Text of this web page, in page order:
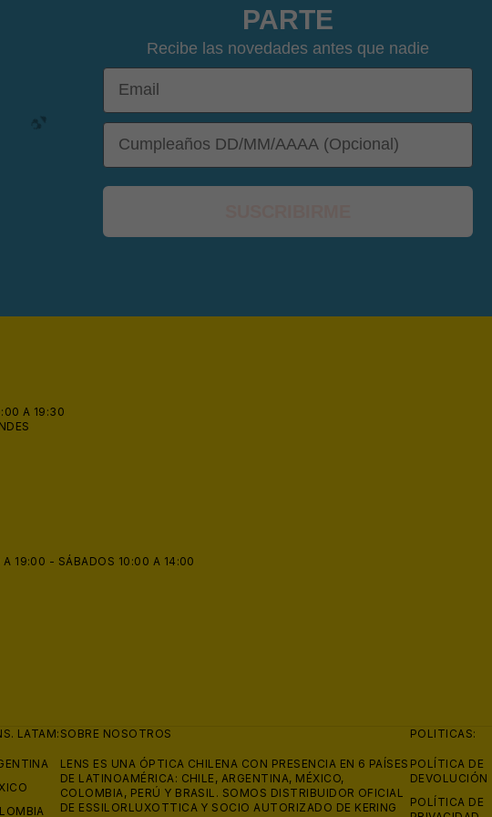
PARTE
Recibe las novedades antes que nadie
Email
DOB
A 19:30
A 19:00 - SÁBADOS 10:00 A 14:00
LATAM: SOBRE NOSOTROS
LENS ES UNA ÓPTICA CHILENA CON PRESENCIA EN 6 PAÍSES
DE LATINOAMÉRICA: CHILE, ARGENTINA, MÉXICO,
COLOMBIA, PERÚ Y BRASIL. SOMOS DISTRIBUIDOR OFICIAL
DE ESSILORLUXOTTICA Y SOCIO AUTORIZADO DE KERING
POLITICAS:
POLÍTICA DE
DEVOLUCIÓN
POLÍTICA DE